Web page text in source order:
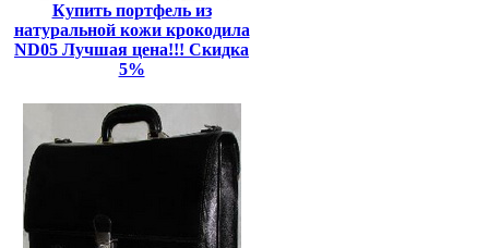
Купить портфель из
натуральной кожи крокодила
ND05 Лучшая цена!!! Скидка
5%